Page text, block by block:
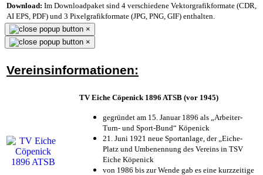
Download: Im Downloadpaket sind 4 verschiedene Vektorgrafikformate (CDR,
AI EPS, PDF) und 3 Pixelgrafikformate (JPG, PNG, GIF) enthalten.
×
×
Vereinsinformationen:
TV Eiche Cöpenick 1896 ATSB (vor 1945)
gegründet am 15. Januar 1896 als „Arbeiter-
Turn- und Sport-Bund“ Köpenick
21. Juni 1921 neue Sportanlage, der „Eiche-
Platz und Umbenennung des Vereins in TSV
Eiche Köpenick
von 1986 bis zur Wende gab es eine kurzzeitige